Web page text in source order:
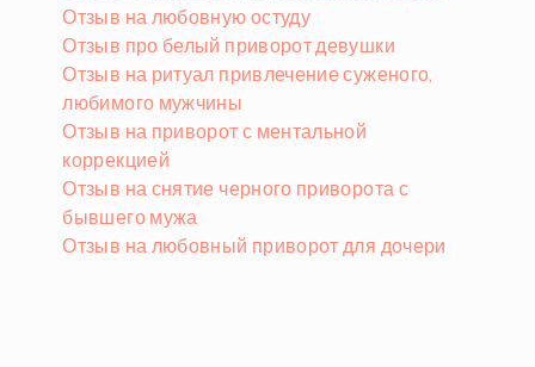
Отзыв на любовную остуду
Отзыв про белый приворот девушки
Отзыв на ритуал привлечение суженого,
любимого мужчины
Отзыв на приворот с ментальной
коррекцией
Отзыв на снятие черного приворота с
бывшего мужа
Отзыв на любовный приворот для дочери